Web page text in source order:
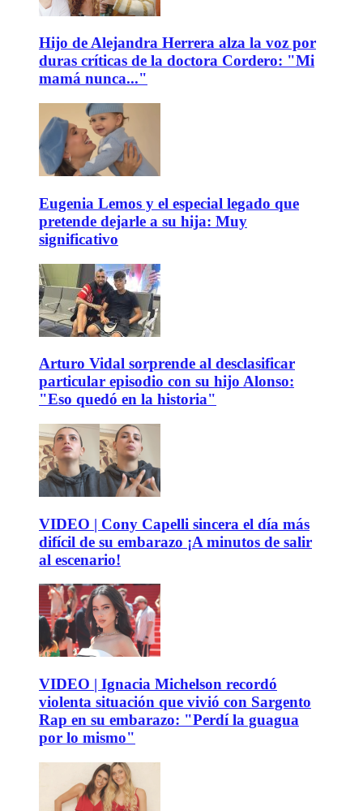
Hijo de Alejandra Herrera alza la voz por
duras críticas de la doctora Cordero: "Mi
mamá nunca..."
Eugenia Lemos y el especial legado que
pretende dejarle a su hija: Muy
significativo
Arturo Vidal sorprende al desclasificar
particular episodio con su hijo Alonso:
"Eso quedó en la historia"
VIDEO | Cony Capelli sincera el día más
difícil de su embarazo ¡A minutos de salir
al escenario!
VIDEO | Ignacia Michelson recordó
violenta situación que vivió con Sargento
Rap en su embarazo: "Perdí la guagua
por lo mismo"